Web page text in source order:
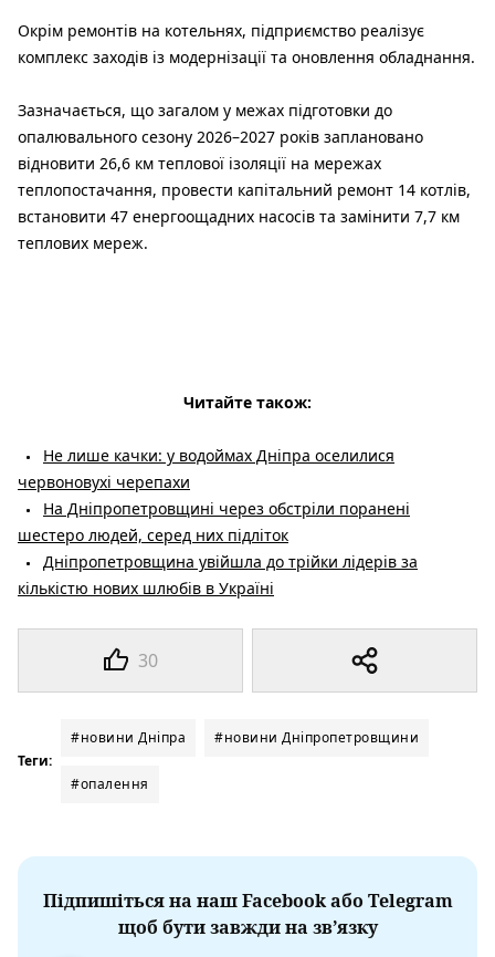
30
Окрім ремонтів на котельнях, підприємство реалізує
комплекс заходів із модернізації та оновлення обладнання.
Зазначається, що загалом у межах підготовки до
опалювального сезону 2026–2027 років заплановано
відновити 26,6 км теплової ізоляції на мережах
теплопостачання, провести капітальний ремонт 14 котлів,
встановити 47 енергоощадних насосів та замінити 7,7 км
теплових мереж.
Читайте також:
Не лише качки: у водоймах Дніпра оселилися
червоновухі черепахи
На Дніпропетровщині через обстріли поранені
шестеро людей, серед них підліток
Дніпропетровщина увійшла до трійки лідерів за
кількістю нових шлюбів в Україні
Теги:
#новини Дніпра #новини Дніпропетровщини
#опалення
Підпишіться на наш Facebook або Telegram
щоб бути завжди на зв’язку